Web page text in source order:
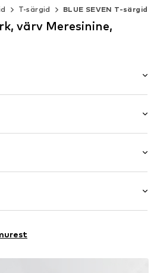
T-särgid BLUE SEVEN T-särgid
värv Meresinine,
varrukas